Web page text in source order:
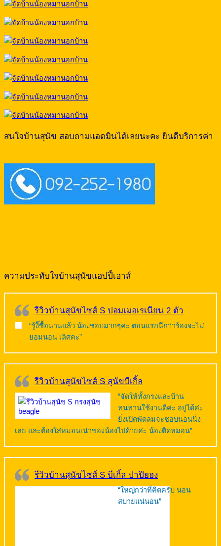
สนใจบ้านสุนัข สอบถามแอดมินได้เลยนะคะ ยินดีบริการค่า
ความประทับใจบ้านสุนัขแฮปปี้เฮาส์
รีวิวบ้านสุนัขไซส์ S ปอมเมอเรเนียน 2 ตัว
“รู้งี๊ซื้อนานแล้ว น้องชอบมากๆคะ ตอนแรกนึกว่าร้องจะไม่
ยอมนอน เลิศคะ”
รีวิวบ้านสุนัขไซส์ S สุนัขบีเกิ้ล
“จัดให้ทั้งกรงและบ้าน
ทนทานใช้งานดีค่ะ อยู่ได้ค่ะ
ยิ่งเปิดพัดลมจะชอบนอนนิ่ง
เลย และต้องใส่หมอนเน่าของน้องไปด้วยค่ะ น้องติดหมอน”
รีวิวบ้านสุนัขไซส์ S บีเกิ้ล ปาปิยอง
“ใหญ่กว่าที่คิดครับ นอน
สบายแน่นอน”